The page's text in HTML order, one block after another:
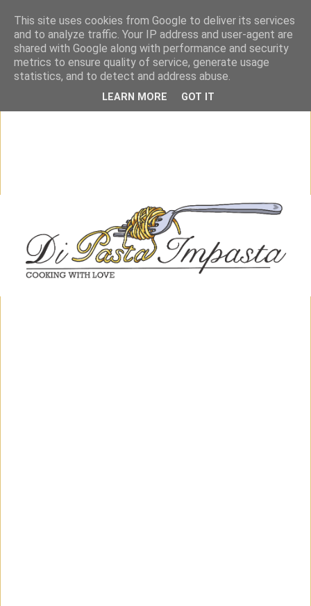
This site uses cookies from Google to deliver its services
and to analyze traffic. Your IP address and user-agent are
shared with Google along with performance and security
metrics to ensure quality of service, generate usage
statistics, and to detect and address abuse.
LEARN MORE GOT IT